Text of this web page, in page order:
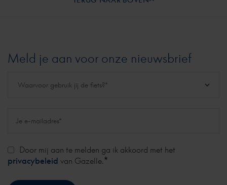
Meld je aan voor onze nieuwsbrief
Door mij aan te melden ga ik akkoord met het
privacybeleid van Gazelle.*